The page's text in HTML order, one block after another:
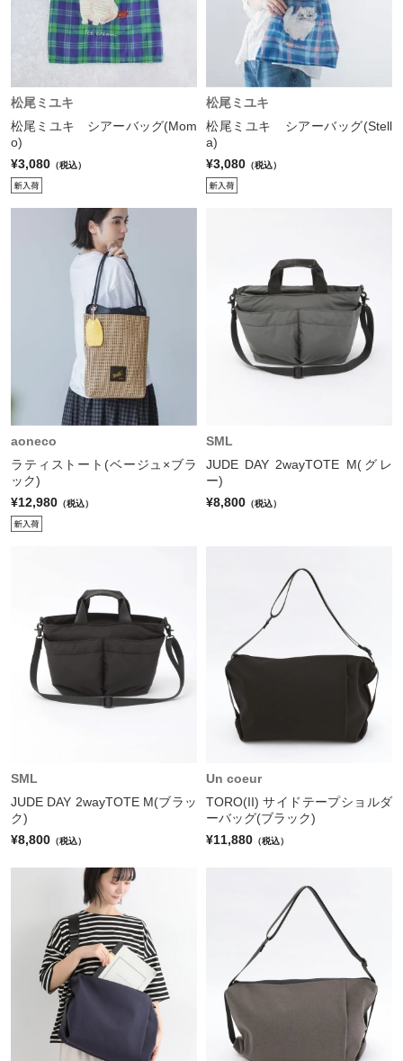
松尾ミユキ
松尾ミユキ シアーバッグ(Mom
o)
¥3,080 （税込）
松尾ミユキ
松尾ミユキ シアーバッグ(Stell
a)
¥3,080 （税込）
aoneco
ラティストート(ベージュ×ブラ
ック)
¥12,980 （税込）
SML
JUDE DAY 2wayTOTE M(グレ
ー)
¥8,800 （税込）
SML
JUDE DAY 2wayTOTE M(ブラッ
ク)
¥8,800 （税込）
Un coeur
TORO(II) サイドテープショルダ
ーバッグ(ブラック)
¥11,880 （税込）